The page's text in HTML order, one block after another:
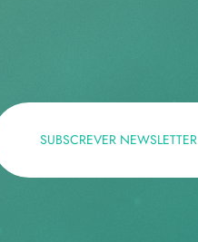
SUBSCREVER NEWSLETTER